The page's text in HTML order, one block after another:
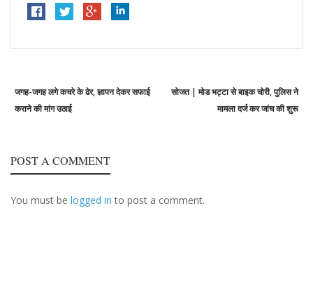
Post
navigation
Previous
post:
जगह-जगह लगे कचरे के ढेर, ज्ञापन देकर सफाई
कराने की मांग उठाई
सोजत | मोड भट्टा से बाइक चोरी, पुलिस ने
मामला दर्ज कर जांच की शुरू
POST A COMMENT
You must be logged in to post a comment.